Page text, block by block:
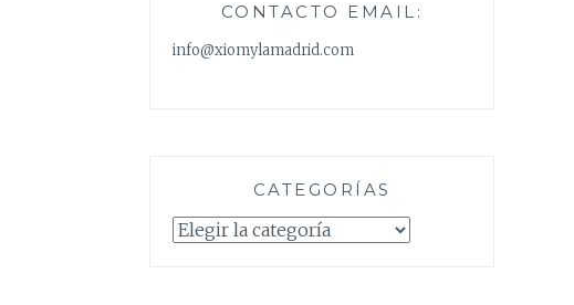
CONTACTO EMAIL:
info@xiomylamadrid.com
CATEGORÍAS
Categorías